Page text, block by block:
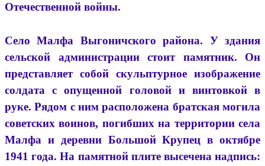
Отечественной войны.
Село Малфа Выгоничского района. У здания
сельской администрации стоит памятник. Он
представляет собой скульптурное изображение
солдата с опущенной головой и винтовкой в
руке. Рядом с ним расположена братская могила
советских воинов, погибших на территории села
Малфа и деревни Большой Крупец в октябре
1941 года. На памятной плите высечена надпись: